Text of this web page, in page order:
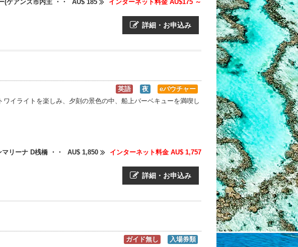
(ケアンズ市内主 ・・
AU$ 185 インターネット料金 AU$175 ～
詳細・お申込み
英語 夜
eバウチャー
イライトを楽しみ、夕刻の景色の中、船上バーベキューを満喫し
リーナ D桟橋 ・・ AU$ 1,850 インターネット料金 AU$ 1,757
詳細・お申込み
ガイド無し
入場券類